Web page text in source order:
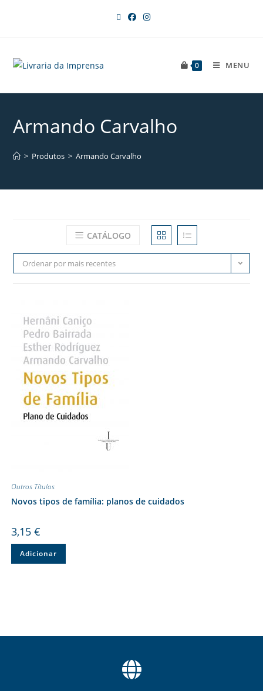
0 MENU
Armando Carvalho
> Produtos > Armando Carvalho
CATÁLOGO
Ordenar por mais recentes
Outros Títulos
Novos tipos de família: planos de cuidados
3,15 €
Adicionar